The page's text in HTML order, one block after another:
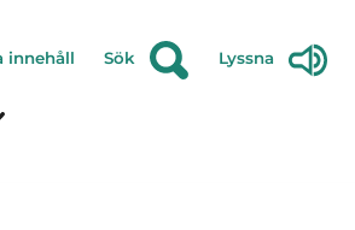
innehåll Sök Lyssna